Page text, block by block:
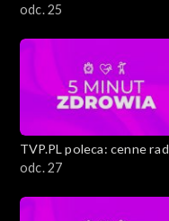
ciekawostki
odc. 25
TVP.PL poleca: cenne
ciekawostki
odc. 27